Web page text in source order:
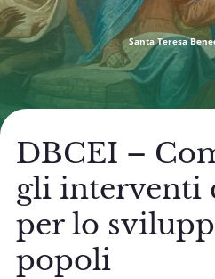
Santa Teresa
DBCEI –
gli interventi
per lo
popoli